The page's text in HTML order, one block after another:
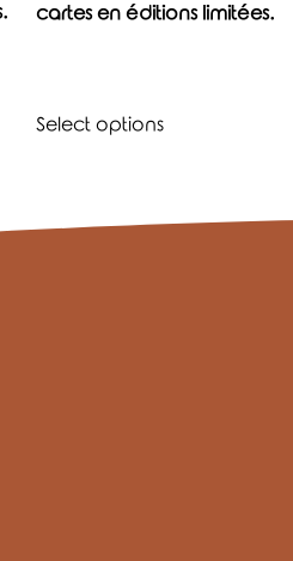
cartes en éditions limitées.
Select options